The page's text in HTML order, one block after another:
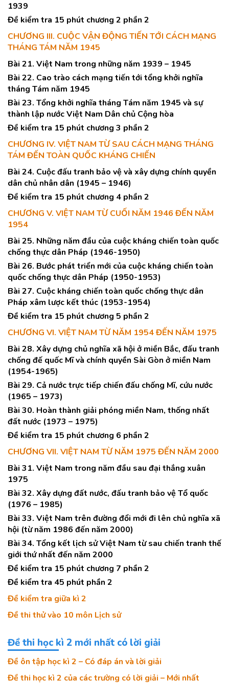
1939
Đề kiểm tra 15 phút chương 2 phần 2
CHƯƠNG III. CUỘC VẬN ĐỘNG TIẾN TỚI CÁCH MẠNG
THÁNG TÁM NĂM 1945
Bài 21. Việt Nam trong những năm 1939 – 1945
Bài 22. Cao trào cách mạng tiến tới tổng khởi nghĩa
tháng Tám năm 1945
Bài 23. Tổng khởi nghĩa tháng Tám năm 1945 và sự
thành lập nước Việt Nam Dân chủ Cộng hòa
Đề kiểm tra 15 phút chương 3 phần 2
CHƯƠNG IV. VIỆT NAM TỪ SAU CÁCH MẠNG THÁNG
TÁM ĐẾN TOÀN QUỐC KHÁNG CHIẾN
Bài 24. Cuộc đấu tranh bảo vệ và xây dựng chính quyền
dân chủ nhân dân (1945 – 1946)
Đề kiểm tra 15 phút chương 4 phần 2
CHƯƠNG V. VIỆT NAM TỪ CUỐI NĂM 1946 ĐẾN NĂM
1954
Bài 25. Những năm đầu của cuộc kháng chiến toàn quốc
chống thực dân Pháp (1946-1950)
Bài 26. Bước phát triển mới của cuộc kháng chiến toàn
quốc chống thực dân Pháp (1950-1953)
Bài 27. Cuộc kháng chiến toàn quốc chống thực dân
Pháp xâm lược kết thúc (1953-1954)
Đề kiểm tra 15 phút chương 5 phần 2
CHƯƠNG VI. VIỆT NAM TỪ NĂM 1954 ĐẾN NĂM 1975
Bài 28. Xây dựng chủ nghĩa xã hội ở miền Bắc, đấu tranh
chống đế quốc Mĩ và chính quyền Sài Gòn ở miền Nam
(1954-1965)
Bài 29. Cả nước trực tiếp chiến đấu chống Mĩ, cứu nước
(1965 – 1973)
Bài 30. Hoàn thành giải phóng miền Nam, thống nhất
đất nước (1973 – 1975)
Đề kiểm tra 15 phút chương 6 phần 2
CHƯƠNG VII. VIỆT NAM TỪ NĂM 1975 ĐẾN NĂM 2000
Bài 31. Việt Nam trong năm đầu sau đại thắng xuân
1975
Bài 32. Xây dựng đất nước, đấu tranh bảo vệ Tổ quốc
(1976 – 1985)
Bài 33. Việt Nam trên đường đổi mới đi lên chủ nghĩa xã
hội (từ năm 1986 đến năm 2000)
Bài 34. Tổng kết lịch sử Việt Nam từ sau chiến tranh thế
giới thứ nhất đến năm 2000
Đề kiểm tra 15 phút chương 7 phần 2
Đề kiểm tra 45 phút phần 2
Đề kiểm tra giữa kì 2
Đề thi thử vào 10 môn Lịch sử
Đề thi học kì 2 mới nhất có lời giải
Đề ôn tập học kì 2 – Có đáp án và lời giải
Đề thi học kì 2 của các trường có lời giải – Mới nhất